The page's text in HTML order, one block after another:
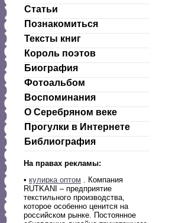
Статьи
Познакомиться
Тексты книг
Король поэтов
Биография
Фотоальбом
Воспоминания
О Серебряном веке
Прогулки в Интернете
Библиография
На правах рекламы:
• кулирка оптом . Компания
RUTKANI – предприятие
текстильного производства,
которое особенно ценится на
российском рынке. Постоянное